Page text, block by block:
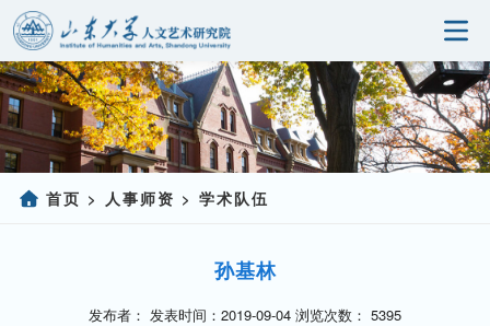
首页 > 人事师资 > 学术队伍
孙基林
发布者： 发表时间：2019-09-04 浏览次数： 5395
首页
研究院概况